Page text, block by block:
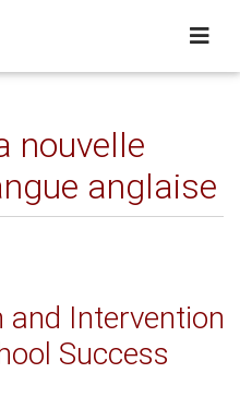
nouvelle
anglaise
and Intervention
Success